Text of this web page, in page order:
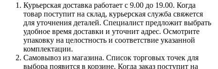
Курьерская доставка работает с 9.00 до 19.00. Когда
товар поступит на склад, курьерская служба свяжется
для уточнения деталей. Специалист предложит выбрать
удобное время доставки и уточнит адрес. Осмотрите
упаковку на целостность и соответствие указанной
комплектации.
Самовывоз из магазина. Список торговых точек для
выбора появится в корзине. Когда заказ поступит на